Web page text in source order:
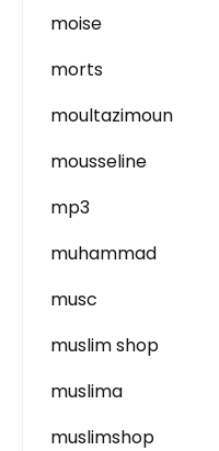
moise
morts
moultazimoun
mousseline
mp3
muhammad
musc
muslim shop
muslima
muslimshop